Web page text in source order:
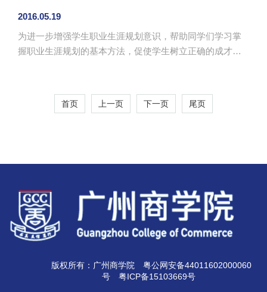
2016.05.19
为进一步增强学生职业生涯规划意识，帮助同学们学习掌
握职业生涯规划的基本方法，促使学生树立正确的成才
第二行政楼308举行。担任本次大赛评委的有外国语学院党
总支书记徐超、会计学院党总支书记李锦堂、学院就业指
首页 上一页 下一页 尾页
版权所有：广州商学院
粤公网安备44011602000060
号
粤ICP备15103669号